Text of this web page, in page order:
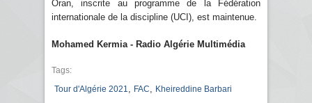
Oran, inscrite au programme de la Fédération
internationale de la discipline (UCI), est maintenue.
Mohamed Kermia - Radio Algérie Multimédia
Tags:
Tour d'Algérie 2021
FAC Kheireddine Barbari